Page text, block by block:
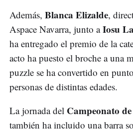
Además, Blanca Elizalde,
Aspace Navarra, junto aIosu
ha entregado el premio de la
acto ha puesto el broche a una
puzzle se ha convertido en
personas de distintas edades.
La jornada del Campeonato
también ha incluido una barra